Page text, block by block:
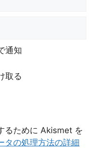
通知
取る
るために Akismet を
タの処理方法の詳細